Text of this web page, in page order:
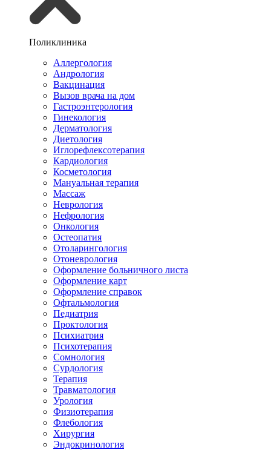
Поликлиника
Аллергология
Андрология
Вакцинация
Вызов врача на дом
Гастроэнтерология
Гинекология
Дерматология
Диетология
Иглорефлексотерапия
Кардиология
Косметология
Мануальная терапия
Массаж
Неврология
Нефрология
Онкология
Остеопатия
Отоларингология
Отоневрология
Оформление больничного листа
Оформление карт
Оформление справок
Офтальмология
Педиатрия
Проктология
Психиатрия
Психотерапия
Сомнология
Сурдология
Терапия
Травматология
Урология
Физиотерапия
Флебология
Хирургия
Эндокринология